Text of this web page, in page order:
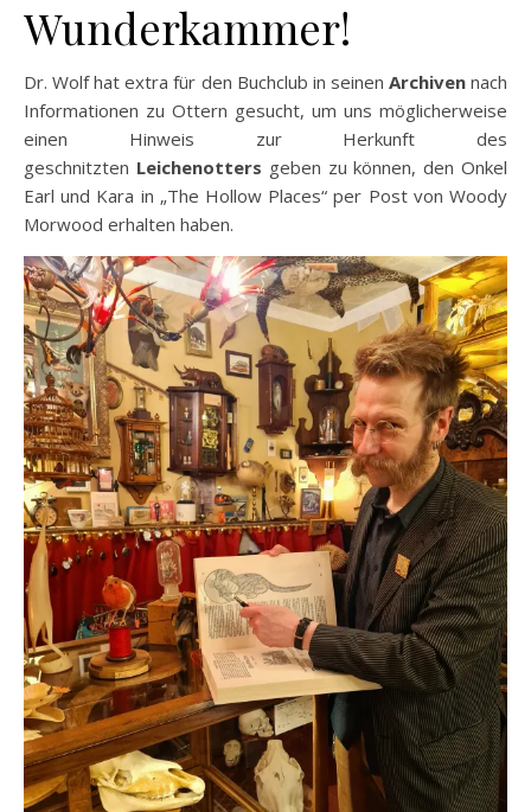
Wunderkammer!
Dr. Wolf hat extra für den Buchclub in seinen Archivennach
Informationen zu Ottern gesucht, um uns möglicherweise
einen Hinweis zur Herkunft des
geschnitzten Leichenotters geben zu können, den Onkel
Earl und Kara in „The Hollow Places“ per Post von Woody
Morwood erhalten haben.